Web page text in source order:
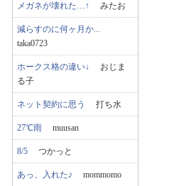
メガネが壊れた…↑ みたお
減らすのに何ヶ月か...
taka0723
ホークス格の違い↓ おじま
る子
ネット契約に思う 打ち水
27℃雨 muusan
8/5 つかっと
あっ、入れた♪ mommomo